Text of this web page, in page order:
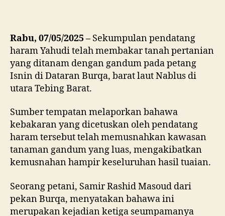
Rabu, 07/05/2025 – Sekumpulan pendatang
haram Yahudi telah membakar tanah pertanian
yang ditanam dengan gandum pada petang
Isnin di Dataran Burqa, barat laut Nablus di
utara Tebing Barat.
Sumber tempatan melaporkan bahawa
kebakaran yang dicetuskan oleh pendatang
haram tersebut telah memusnahkan kawasan
tanaman gandum yang luas, mengakibatkan
kemusnahan hampir keseluruhan hasil tuaian.
Seorang petani, Samir Rashid Masoud dari
pekan Burqa, menyatakan bahawa ini
merupakan kejadian ketiga seumpamanya